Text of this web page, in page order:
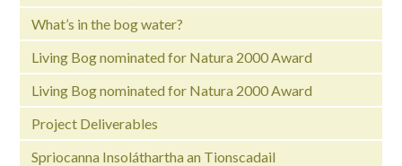
What’s in the bog water?
Living Bog nominated for Natura 2000 Award
Living Bog nominated for Natura 2000 Award
Project Deliverables
Spriocanna Insoláthartha an Tionscadail